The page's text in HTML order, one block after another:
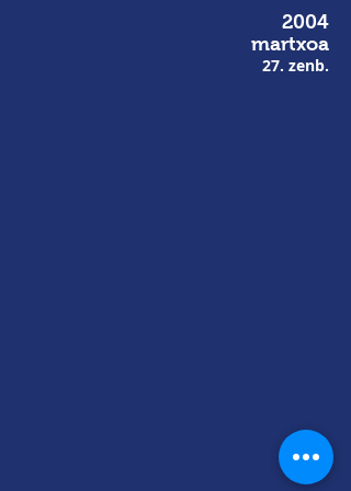
2004
martxoa
27. zenb.